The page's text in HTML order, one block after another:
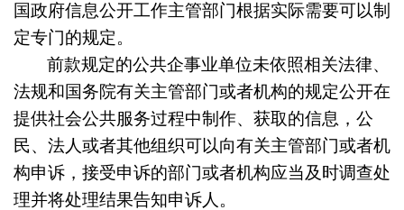
国政府信息公开工作主管部门根据实际需要可以制
定专门的规定。
前款规定的公共企事业单位未依照相关法律、
法规和国务院有关主管部门或者机构的规定公开在
提供社会公共服务过程中制作、获取的信息，公
民、法人或者其他组织可以向有关主管部门或者机
构申诉，接受申诉的部门或者机构应当及时调查处
理并将处理结果告知申诉人。